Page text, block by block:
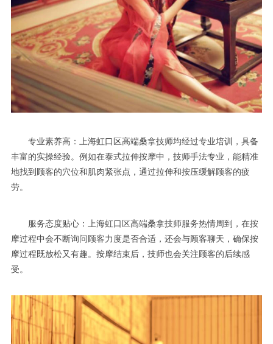
专业素养高：上海虹口区高端桑拿技师均经过专业培训，具备
丰富的实操经验。例如在泰式拉伸按摩中，技师手法专业，能精准
地找到顾客的穴位和肌肉紧张点，通过拉伸和按压缓解顾客的疲
劳。
服务态度贴心：上海虹口区高端桑拿技师服务热情周到，在按
摩过程中会不断询问顾客力度是否合适，还会与顾客聊天，确保按
摩过程既放松又有趣。按摩结束后，技师也会关注顾客的后续感
受。